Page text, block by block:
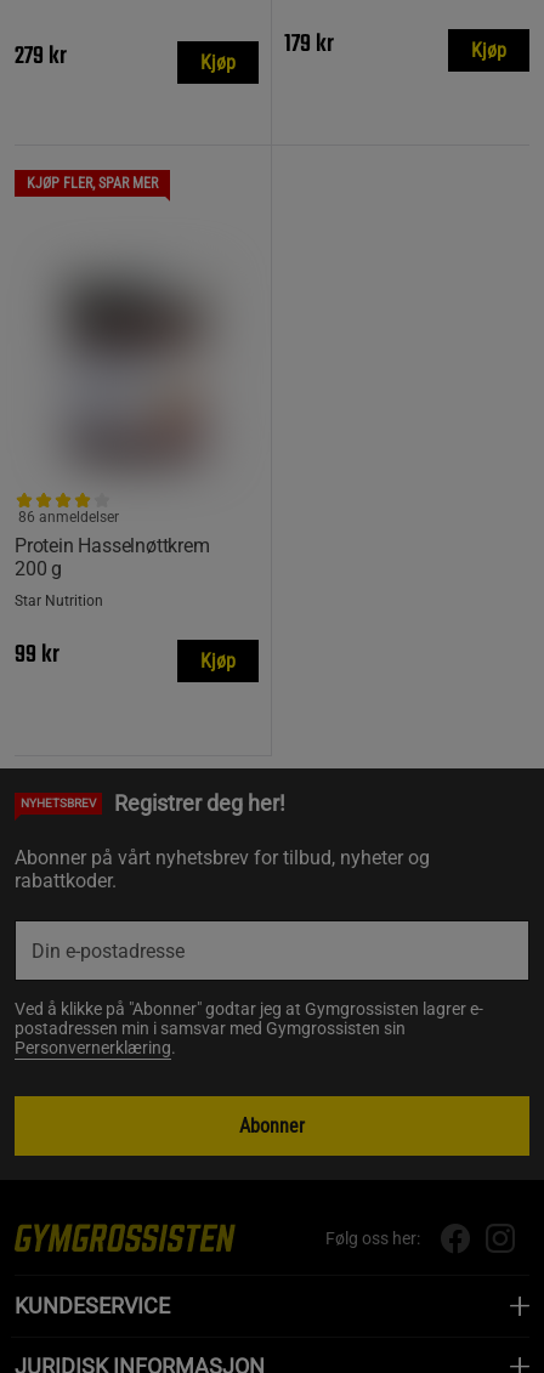
279 kr Kjøp 179 kr Kjøp
KJØP FLER, SPAR MER
Protein Hasselnøttkrem
200 g
86 anmeldelser
Star Nutrition
99 kr Kjøp
NYHETSBREV Registrer deg her!
Abonner på vårt nyhetsbrev for tilbud, nyheter og
rabattkoder.
Ved å klikke på "Abonner" godtar jeg at Gymgrossisten lagrer e-
postadressen min i samsvar med Gymgrossisten sin
Personvernerklæring.
Abonner
Følg oss her:
KUNDESERVICE
JURIDISK INFORMASJON